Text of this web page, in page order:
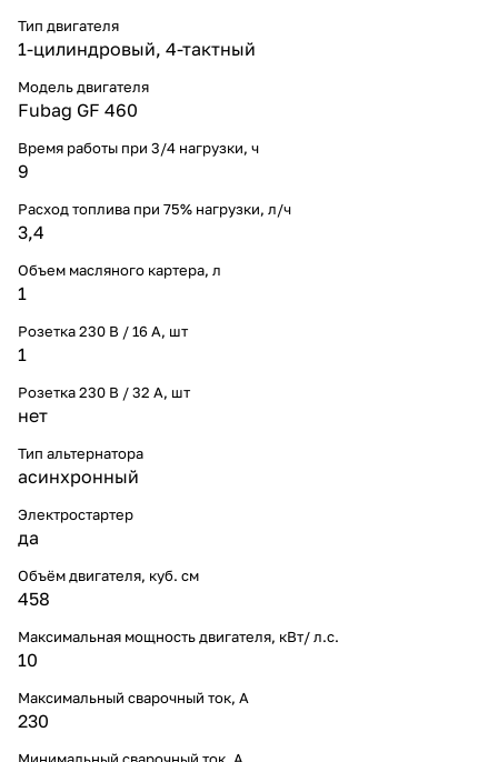
Тип двигателя
1-цилиндровый, 4-тактный
Модель двигателя
Fubag GF 460
Время работы при 3/4 нагрузки, ч
9
Расход топлива при 75% нагрузки, л/ч
3,4
Объем масляного картера, л
1
Розетка 230 В / 16 А, шт
1
Розетка 230 В / 32 А, шт
нет
Тип альтернатора
асинхронный
Электростартер
да
Объём двигателя, куб. см
458
Максимальная мощность двигателя, кВт/ л.с.
10
Максимальный сварочный ток, А
230